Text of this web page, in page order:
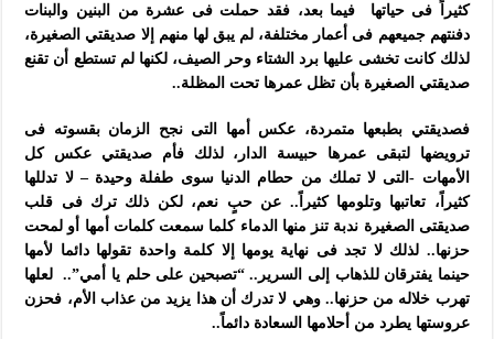
كثيراً فى حياتها
فيما بعد، فقد حملت فى عشرة من البنين والبنات
دفنتهم جميعهم فى أعمار مختلفة، لم يبق لها منهم إلا صديقتي الصغيرة،
لذلك كانت تخشى عليها برد الشتاء وحر الصيف، لكنها لم تستطع أن تقنع
صديقتي الصغيرة بأن تظل عمرها تحت المظلة..
فصديقتي بطبعها متمردة، عكس أمها التى نجح الزمان بقسوته فى
ترويضها لتبقى عمرها حبيسة الدار، لذلك فأم صديقتي عكس كل
الأمهات -التى لا تملك من حطام الدنيا سوى طفلة وحيدة – لا تدللها
كثيراً، تعاتبها وتلومها كثيراً.. عن حبٍ نعم، لكن ذلك ترك فى قلب
صديقتى الصغيرة ندبة تنز منها الدماء كلما سمعت كلمات أمها أو لمحت
حزنها.. لذلك لا تجد فى نهاية يومها إلا كلمة واحدة تقولها دائما لأمها
حينما يفترقان للذهاب إلى السرير.. “تصبحين على حلم يا أمي”.. لعلها
تهرب خلاله من حزنها.. وهي لا تدرك أن هذا يزيد من عذاب الأم، فحزن
عروستها يطرد من أحلامها السعادة دائماً..